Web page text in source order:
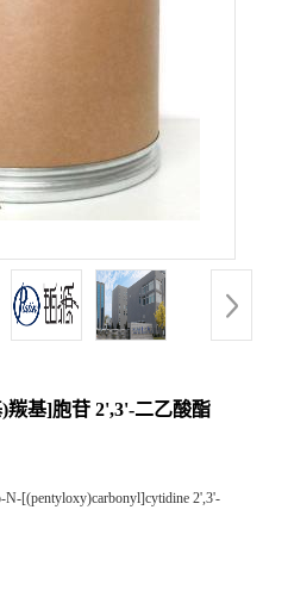
羰基]胞苷 2',3'-二乙酸酯
[(pentyloxy)carbonyl]cytidine 2',3'-